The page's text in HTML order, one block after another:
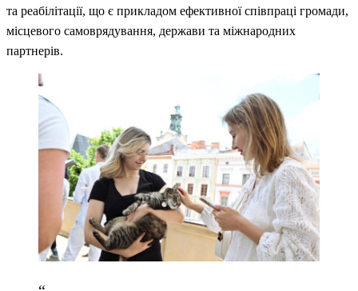
та реабілітації, що є прикладом ефективної співпраці громади,
місцевого самоврядування, держави та міжнародних
партнерів.